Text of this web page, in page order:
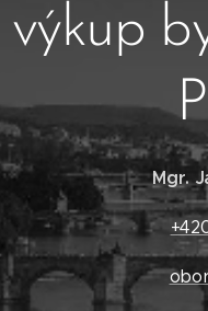
výkup
Mgr.